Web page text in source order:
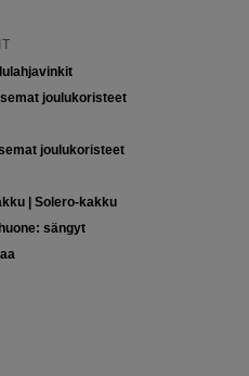
joulukoristeet
joulukoristeet
| Solero-kakku
sängyt